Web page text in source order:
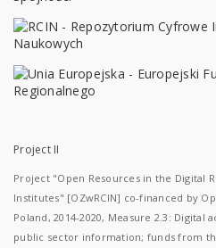
Project II
Project "Open Resources in the Digital
Institutes" [OZwRCIN] co-financed by
Poland, 2014-2020, Measure 2.3: Digital
public sector information; funds from